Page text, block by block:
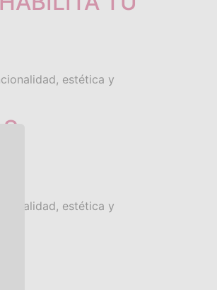
estética y
estética y